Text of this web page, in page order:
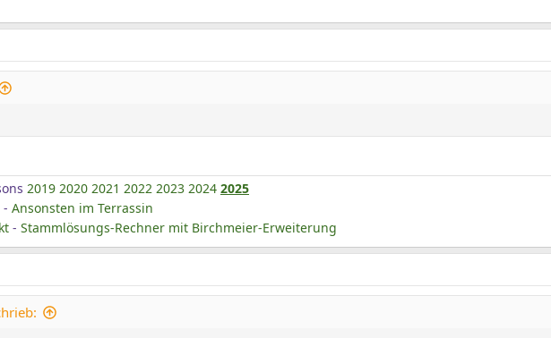
2019 2020 2021 2022 2023 2024 2025
- Ansonsten im Terrassin
- Stammlösungs-Rechner mit Birchmeier-Erweiterung